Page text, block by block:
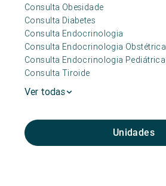
Consulta Obesidade
Consulta Diabetes
Consulta Endocrinologia
Consulta Endocrinologia Obstétrica
Consulta Endocrinologia Pediátrica
Consulta Tiroide
Ver todas
Unidades